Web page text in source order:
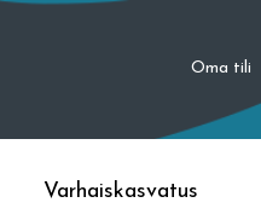
Oma tili
Varhaiskasvatus